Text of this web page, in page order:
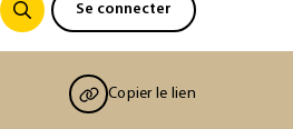
Se connecter
Copier le lien